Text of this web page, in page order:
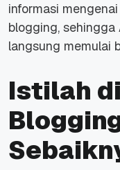
informasi
blogging,
langsung memulai
Istilah